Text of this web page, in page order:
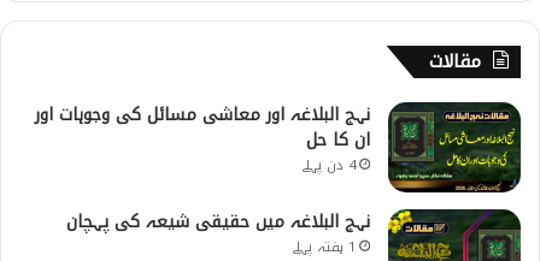
مقالات
نہج البلاغہ اور معاشی مسائل کی وجوہات اور
ان کا حل
4 دن پہلے
نہج البلاغہ میں حقیقی شیعہ کی پہچان
1 ہفتہ پہلے